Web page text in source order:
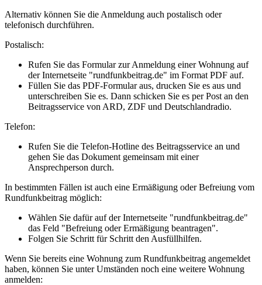
Alternativ können Sie die Anmeldung auch postalisch oder
telefonisch durchführen.
Postalisch:
Rufen Sie das Formular zur Anmeldung einer Wohnung auf
der Internetseite "rundfunkbeitrag.de" im Format PDF auf.
Füllen Sie das PDF-Formular aus, drucken Sie es aus und
unterschreiben Sie es. Dann schicken Sie es per Post an den
Beitragsservice von ARD, ZDF und Deutschlandradio.
Telefon:
Rufen Sie die Telefon-Hotline des Beitragsservice an und
gehen Sie das Dokument gemeinsam mit einer
Ansprechperson durch.
In bestimmten Fällen ist auch eine Ermäßigung oder Befreiung vom
Rundfunkbeitrag möglich:
Wählen Sie dafür auf der Internetseite "rundfunkbeitrag.de"
das Feld "Befreiung oder Ermäßigung beantragen".
Folgen Sie Schritt für Schritt den Ausfüllhilfen.
Wenn Sie bereits eine Wohnung zum Rundfunkbeitrag angemeldet
haben, können Sie unter Umständen noch eine weitere Wohnung
anmelden: